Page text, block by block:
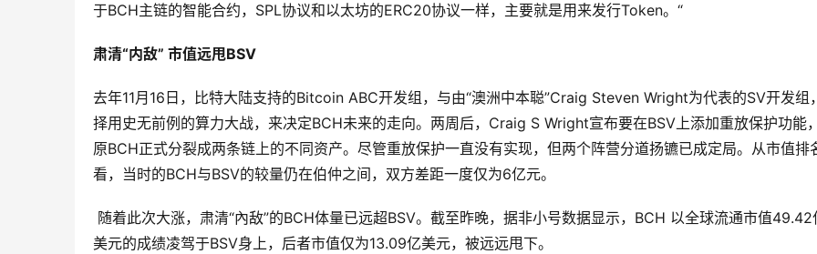
于BCH主链的智能合约，SPL协议和以太坊的ERC20协议一样，主要就是用来发行Token。“
肃清“内敌” 市值远甩BSV
去年11月16日，比特大陆支持的Bitcoin ABC开发组，与由“澳洲中本聪”Craig Steven Wright为代表的SV开发组
择用史无前例的算力大战，来决定BCH未来的走向。两周后，Craig S Wright宣布要在BSV上添加重放保护功能
原BCH正式分裂成两条链上的不同资产。尽管重放保护一直没有实现，但两个阵营分道扬镳已成定局。从市值排
看，当时的BCH与BSV的较量仍在伯仲之间，双方差距一度仅为6亿元。
随着此次大涨，肃清“內敌”的BCH体量已远超BSV。截至昨晚，据非小号数据显示，BCH 以全球流通市值49.42
美元的成绩凌驾于BSV身上，后者市值仅为13.09亿美元，被远远甩下。